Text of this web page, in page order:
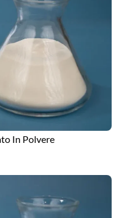
In Polvere